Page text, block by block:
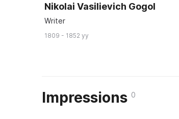
Nikolai Vasilievich Gogol
Writer
1809 - 1852 yy
Impressions 0